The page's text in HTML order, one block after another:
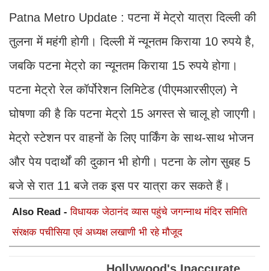
Patna Metro Update : पटना में मेट्रो यात्रा दिल्ली की
तुलना में महंगी होगी। दिल्ली में न्यूनतम किराया 10 रुपये है,
जबकि पटना मेट्रो का न्यूनतम किराया 15 रुपये होगा।
पटना मेट्रो रेल कॉर्पोरेशन लिमिटेड (पीएमआरसीएल) ने
घोषणा की है कि पटना मेट्रो 15 अगस्त से चालू हो जाएगी।
मेट्रो स्टेशन पर वाहनों के लिए पार्किंग के साथ-साथ भोजन
और पेय पदार्थों की दुकान भी होगी। पटना के लोग सुबह 5
बजे से रात 11 बजे तक इस पर यात्रा कर सकते हैं।
Also Read -विधायक जेठानंद व्यास पहुंचे जगन्नाथ मंदिर समिति
संरक्षक पचीसिया एवं अध्यक्ष लखाणी भी रहे मौजूद